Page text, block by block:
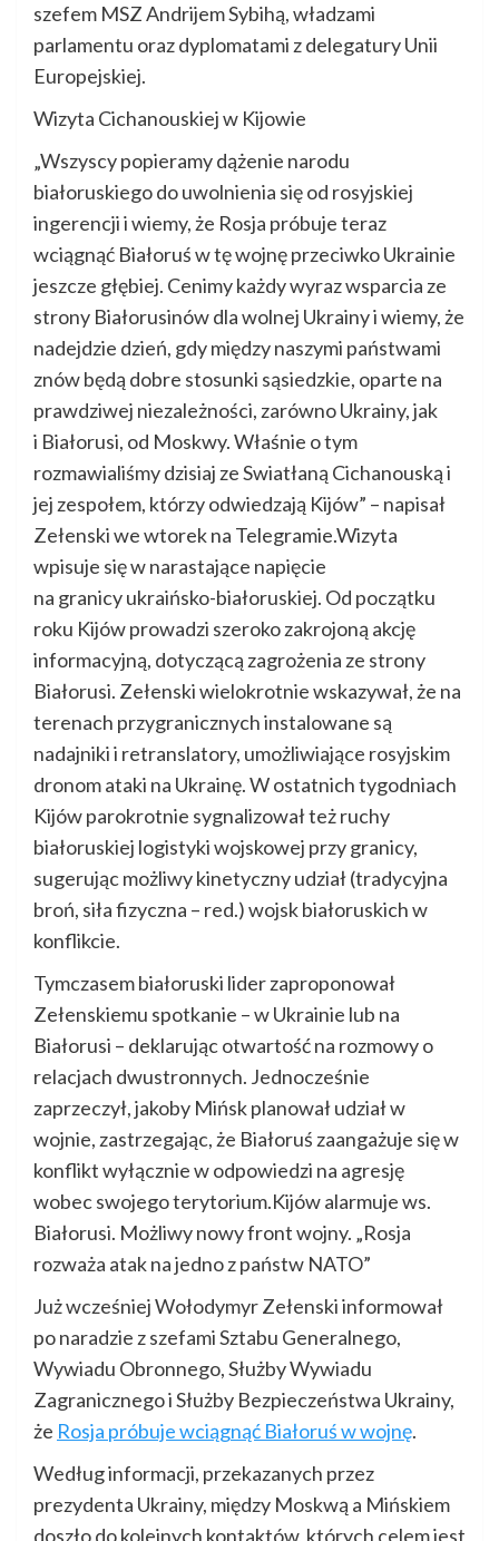
szefem MSZ Andrijem Sybihą, władzami
parlamentu oraz dyplomatami z delegatury Unii
Europejskiej.
Wizyta Cichanouskiej w Kijowie
„Wszyscy popieramy dążenie narodu
białoruskiego do uwolnienia się od rosyjskiej
ingerencji i wiemy, że Rosja próbuje teraz
wciągnąć Białoruś w tę wojnę przeciwko Ukrainie
jeszcze głębiej. Cenimy każdy wyraz wsparcia ze
strony Białorusinów dla wolnej Ukrainy i wiemy, że
nadejdzie dzień, gdy między naszymi państwami
znów będą dobre stosunki sąsiedzkie, oparte na
prawdziwej niezależności, zarówno Ukrainy, jak
i Białorusi, od Moskwy. Właśnie o tym
rozmawialiśmy dzisiaj ze Swiatłaną Cichanouską i
jej zespołem, którzy odwiedzają Kijów” – napisał
Zełenski we wtorek na Telegramie.Wizyta
wpisuje się w narastające napięcie
na granicy ukraińsko-białoruskiej. Od początku
roku Kijów prowadzi szeroko zakrojoną akcję
informacyjną, dotyczącą zagrożenia ze strony
Białorusi. Zełenski wielokrotnie wskazywał, że na
terenach przygranicznych instalowane są
nadajniki i retranslatory, umożliwiające rosyjskim
dronom ataki na Ukrainę. W ostatnich tygodniach
Kijów parokrotnie sygnalizował też ruchy
białoruskiej logistyki wojskowej przy granicy,
sugerując możliwy kinetyczny udział (tradycyjna
broń, siła fizyczna – red.) wojsk białoruskich w
konflikcie.
Tymczasem białoruski lider zaproponował
Zełenskiemu spotkanie – w Ukrainie lub na
Białorusi – deklarując otwartość na rozmowy o
relacjach dwustronnych. Jednocześnie
zaprzeczył, jakoby Mińsk planował udział w
wojnie, zastrzegając, że Białoruś zaangażuje się w
konflikt wyłącznie w odpowiedzi na agresję
wobec swojego terytorium.Kijów alarmuje ws.
Białorusi. Możliwy nowy front wojny. „Rosja
rozważa atak na jedno z państw NATO”
Już wcześniej Wołodymyr Zełenski informował
po naradzie z szefami Sztabu Generalnego,
Wywiadu Obronnego, Służby Wywiadu
Zagranicznego i Służby Bezpieczeństwa Ukrainy,
że Rosja próbuje wciągnąć Białoruś w wojnę.
Według informacji, przekazanych przez
prezydenta Ukrainy, między Moskwą a Mińskiem
doszło do kolejnych kontaktów, których celem jest